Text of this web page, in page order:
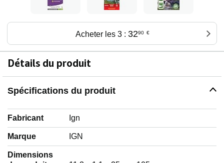
Acheter les 3 : 3290 €
Détails du produit
Spécifications du produit
Fabricant ‎Ign
Marque ‎IGN
Dimensions